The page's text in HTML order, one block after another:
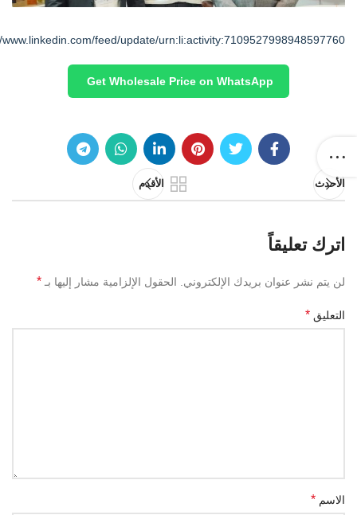
feed/update/urn:li:activity:7109527998948597760
Get Wholesale Price on WhatsApp
الأحدث الأقدم
اترك تعليقاً
لن يتم نشر عنوان بريدك الإلكتروني. الحقول الإلزامية مشار إليها بـ *
التعليق *
الاسم *